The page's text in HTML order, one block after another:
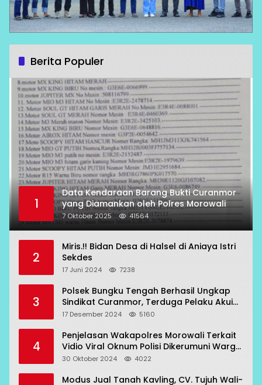
Berita Populer
1
Data Kendaraan Barang Bukti Curanmor
yang Diamankan oleh Polres Morowali
7 Oktober 2025 41564
2
Miris.!! Bidan Desa di Halsel di Aniaya Istri
Sekdes
17 Juni 2024 7238
3
Polsek Bungku Tengah Berhasil Ungkap
Sindikat Curanmor, Terduga Pelaku Akui
Beraksi di 7 Lokasi
17 Desember 2024 5160
4
Penjelasan Wakapolres Morowali Terkait
Vidio Viral Oknum Polisi Dikerumuni Warga
Bahodopi
30 Oktober 2024 4022
Modus Jual Tanah Kavling, CV. Tujuh Wali-